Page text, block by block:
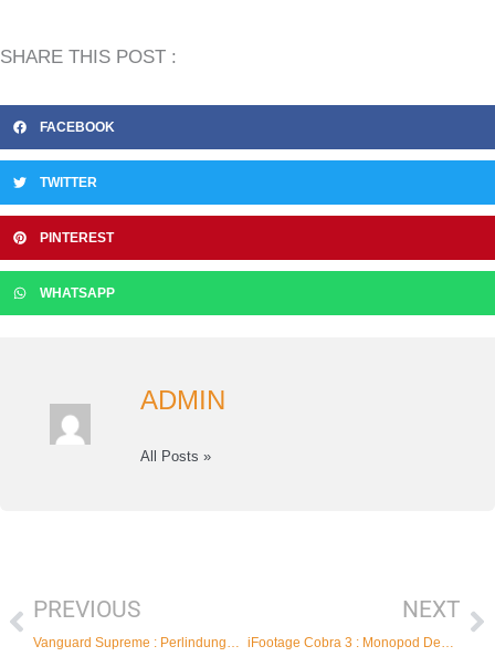
SHARE THIS POST :
FACEBOOK
TWITTER
PINTEREST
WHATSAPP
ADMIN
All Posts »
PrevPREVIOUS NEXT